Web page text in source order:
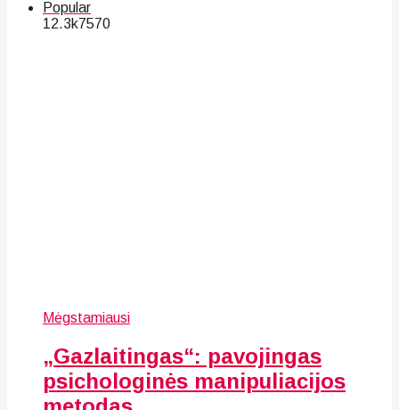
Popular
12.3k7570
Mėgstamiausi
„Gazlaitingas“: pavojingas
psichologinės manipuliacijos